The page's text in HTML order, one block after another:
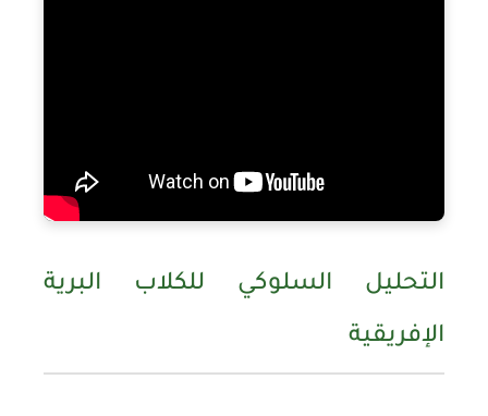
التحليل السلوكي للكلاب البرية
الإفريقية